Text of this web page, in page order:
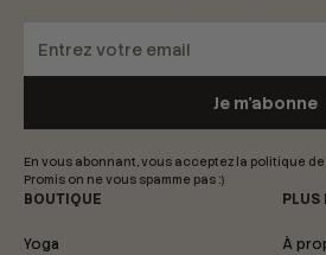
En vous abonnant, vous acceptez la politique
Promis on ne vous spamme pas :)
BOUTIQUE
Yoga
PLUS
À